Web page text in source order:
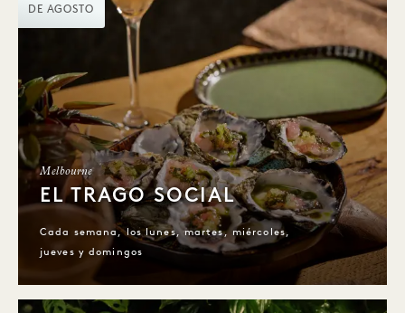
DE AGOSTO
Melbourne
EL TRAGO SOCIAL
Cada semana, los lunes, martes, miércoles,
jueves y domingos